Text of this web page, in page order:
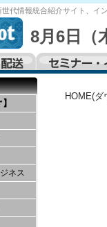
世代情報統合紹介サイト、 イ
8月6日（
ネス
HOME(ダ